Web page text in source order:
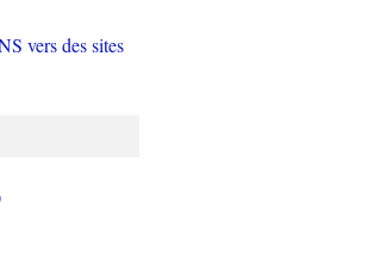
vers des sites